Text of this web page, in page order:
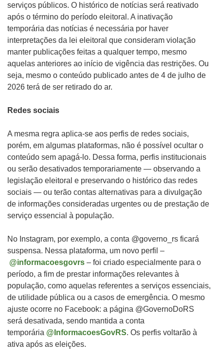
serviços públicos. O histórico de notícias será reativado
após o término do período eleitoral. A inativação
temporária das notícias é necessária por haver
interpretações da lei eleitoral que consideram violação
manter publicações feitas a qualquer tempo, mesmo
aquelas anteriores ao início de vigência das restrições. Ou
seja, mesmo o conteúdo publicado antes de 4 de julho de
2026 terá de ser retirado do ar.
Redes sociais
A mesma regra aplica-se aos perfis de redes sociais,
porém, em algumas plataformas, não é possível ocultar o
conteúdo sem apagá-lo. Dessa forma, perfis institucionais
ou serão desativados temporariamente — observando a
legislação eleitoral e preservando o histórico das redes
sociais — ou terão contas alternativas para a divulgação
de informações consideradas urgentes ou de prestação de
serviço essencial à população.
No Instagram, por exemplo, a conta @governo_rs ficará
suspensa. Nessa plataforma, um novo perfil –
@informacoesgovrs – foi criado especialmente para o
período, a fim de prestar informações relevantes à
população, como aquelas referentes a serviços essenciais,
de utilidade pública ou a casos de emergência. O mesmo
ajuste ocorre no Facebook: a página @GovernoDoRS
será desativada, sendo mantida a conta
temporária @InformacoesGovRS. Os perfis voltarão à
ativa após as eleições.